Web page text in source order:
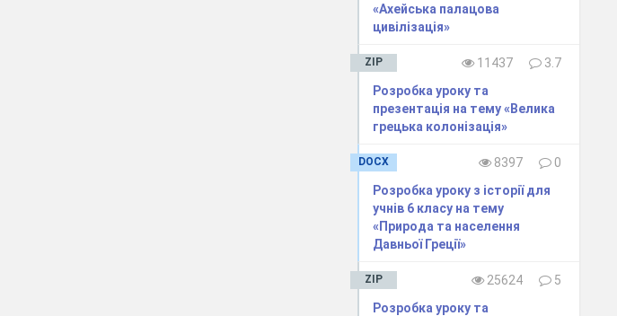
«Ахейська палацова
цивілізація»
ZIP 11437
3.7
Розробка уроку та
презентація на тему «Велика
грецька колонізація»
DOCX 8397
0
Розробка уроку з історії для
учнів 6 класу на тему
«Природа та населення
Давньої Греції»
ZIP 25624
5
Розробка уроку та